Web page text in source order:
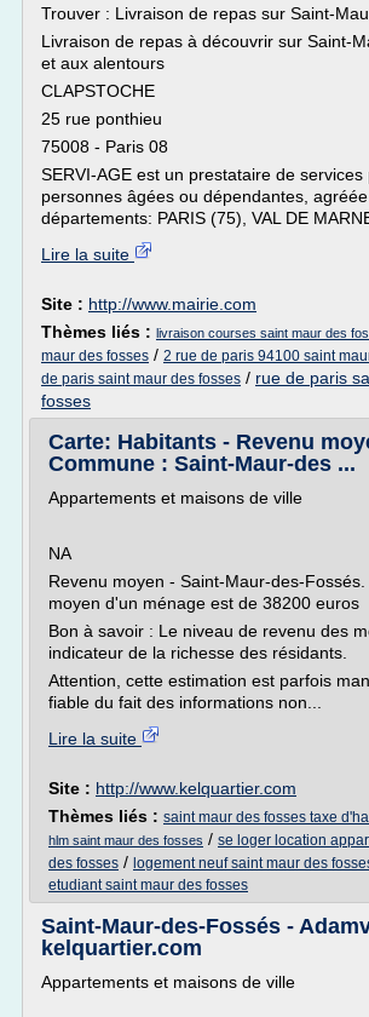
Trouver : Livraison de repas sur Saint-
Livraison de repas à découvrir sur Saint-
et aux alentours
CLAPSTOCHE
25 rue ponthieu
75008 - Paris 08
SERVI-AGE est un prestataire de services
personnes âgées ou dépendantes,
départements: PARIS (75), VAL DE
Lire la suite
Site : http://www.mairie.com
Thèmes liés : livraison courses saint maur des
maur des fosses / 2 rue de paris 94100 saint
de paris saint maur des fosses / rue de paris
fosses
Carte: Habitants - Revenu
Commune : Saint-Maur-des ...
Appartements et maisons de ville
NA
Revenu moyen - Saint-Maur-des-
moyen d'un ménage est de 38200 euros
Bon à savoir : Le niveau de revenu des
indicateur de la richesse des résidants.
Attention, cette estimation est parfois
fiable du fait des informations non...
Lire la suite
Site : http://www.kelquartier.com
Thèmes liés : saint maur des fosses taxe
hlm saint maur des fosses / se loger location
des fosses / logement neuf saint maur des
etudiant saint maur des fosses
Saint-Maur-des-Fossés -
kelquartier.com
Appartements et maisons de ville